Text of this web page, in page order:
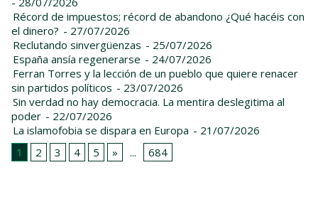
Récord de impuestos; récord de abandono ¿Qué hacéis con
el dinero? - 27/07/2026
Reclutando sinvergüenzas - 25/07/2026
España ansía regenerarse - 24/07/2026
Ferran Torres y la lección de un pueblo que quiere renacer
sin partidos políticos - 23/07/2026
Sin verdad no hay democracia. La mentira deslegitima al
poder - 22/07/2026
La islamofobia se dispara en Europa - 21/07/2026
1
2 3 4 5 » ... 684